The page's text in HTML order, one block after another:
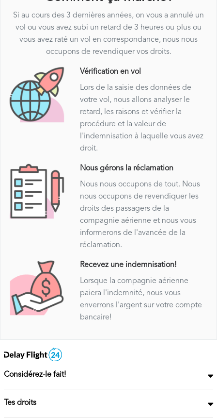
Si au cours des 3 dernières années, on vous a annulé un
vol ou vous avez subi un retard de 3 heures ou plus ou
vous avez raté un vol en correspondance, nous nous
occupons de revendiquer vos droits.
Vérification en vol
Lors de la saisie des données de
votre vol, nous allons analyser le
retard, les raisons et vérifier la
procédure et la valeur de
l'indemnisation à laquelle vous avez
droit.
Nous gérons la réclamation
Nous nous occupons de tout. Nous
nous occupons de revendiquer les
droits des passagers de la
compagnie aérienne et nous vous
informerons de l'avancée de la
réclamation.
Recevez une indemnisation!
Lorsque la compagnie aérienne
paiera l'indemnité, nous vous
enverrons l'argent sur votre compte
bancaire!
Considérez-le fait!
Tes droits